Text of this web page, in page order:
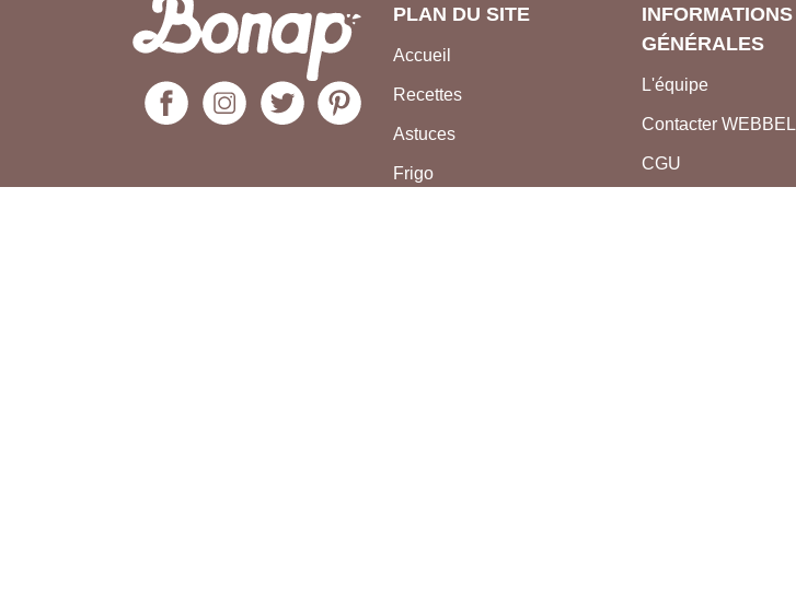
PLAN DU SITE
Accueil
Recettes
Astuces
Frigo
INFORMATIONS
GÉNÉRALES
L'équipe
Contacter WEBBEL
CGU